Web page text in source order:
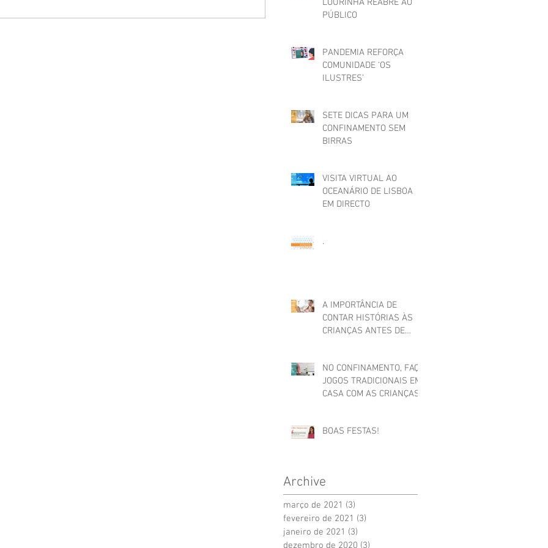
LOURINHÃ REABRE AO
PÚBLICO
PANDEMIA REFORÇA
COMUNIDADE ‘OS
ILUSTRES’
SETE DICAS PARA UM
CONFINAMENTO SEM
BIRRAS
VISITA VIRTUAL AO
OCEANÁRIO DE LISBOA
EM DIRECTO
.
A IMPORTÂNCIA DE
CONTAR HISTÓRIAS ÀS
CRIANÇAS ANTES DE
NO CONFINAMENTO, FAÇA
JOGOS TRADICIONAIS EM
CASA COM AS CRIANÇAS
BOAS FESTAS!
Archive
março de 2021 (3)
fevereiro de 2021 (3)
janeiro de 2021 (3)
dezembro de 2020 (3)